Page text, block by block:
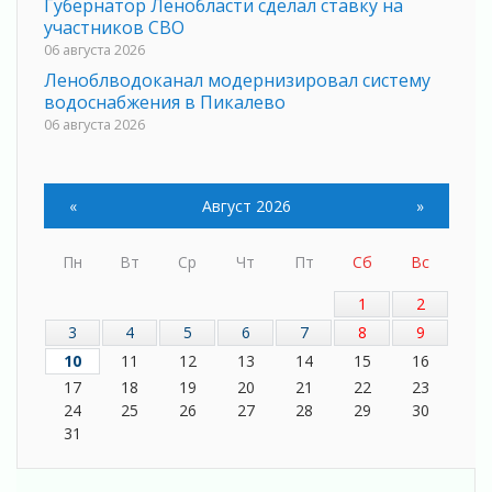
Губернатор Ленобласти сделал ставку на
участников СВО
06 августа 2026
Леноблводоканал модернизировал систему
водоснабжения в Пикалево
06 августа 2026
Стань частью «Капсулы времени»
06 августа 2026
В Сланцах открылся обновлённый Кадровый
Для меня ты на свете одна
05 августа 2026
Выбрать удобный способ голосования
помогут Госуслуги
05 августа 2026
« Август 2026 »
Пн Вт Ср Чт Пт Сб
Вс
1
2
3
4 5 6 7 8
9
10
11 12 13 14 15
16
17
18 19 20 21 22
23
24
25 26 27 28 29
30
31